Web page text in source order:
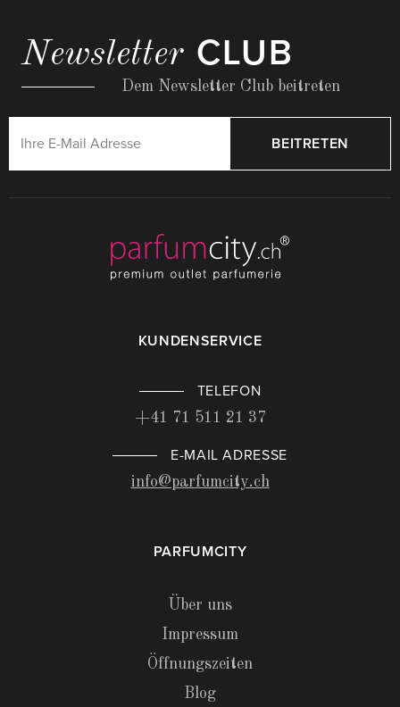
Newsletter CLUB
Dem Newsletter Club beitreten
BEITRETEN
KUNDENSERVICE
TELEFON
+41 71 511 21 37
E-MAIL ADRESSE
info@parfumcity.ch
PARFUMCITY
Über uns
Impressum
Öffnungszeiten
Blog